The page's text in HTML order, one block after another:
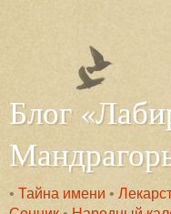
Блог
• Тайна имени •